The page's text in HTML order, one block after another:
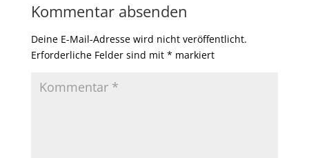
Kommentar absenden
Deine E-Mail-Adresse wird nicht veröffentlicht.
Erforderliche Felder sind mit * markiert